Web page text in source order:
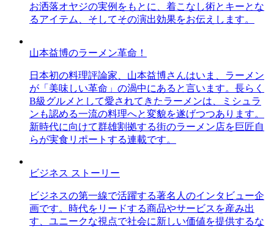
お洒落オヤジの実例をもとに、着こなし術とキーとな
るアイテム、そしてその演出効果をお伝えします。
山本益博のラーメン革命！
日本初の料理評論家、山本益博さんはいま、ラーメン
が「美味しい革命」の渦中にあると言います。長らく
B級グルメとして愛されてきたラーメンは、ミシュラ
ンも認める一流の料理へと変貌を遂げつつあります。
新時代に向けて群雄割拠する街のラーメン店を巨匠自
らが実食リポートする連載です。
ビジネス ストーリー
ビジネスの第一線で活躍する著名人のインタビュー企
画です。時代をリードする商品やサービスを産み出
す、ユニークな視点で社会に新しい価値を提供するな